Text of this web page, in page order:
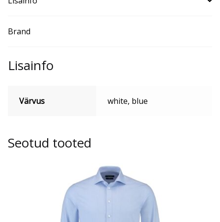
Brand
Lisainfo
Värvus white, blue
Seotud tooted